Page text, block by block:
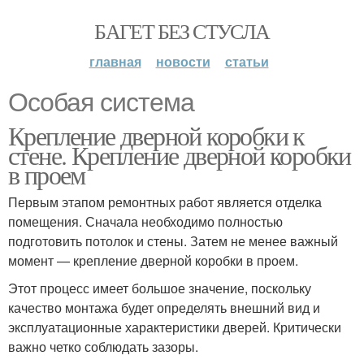
БАГЕТ БЕЗ СТУСЛА
главная новости статьи
Особая система
Крепление дверной коробки к
стене. Крепление дверной коробки
в проем
Первым этапом ремонтных работ является отделка
помещения. Сначала необходимо полностью
подготовить потолок и стены. Затем не менее важный
момент — крепление дверной коробки в проем.
Этот процесс имеет большое значение, поскольку
качество монтажа будет определять внешний вид и
эксплуатационные характеристики дверей. Критически
важно четко соблюдать зазоры.